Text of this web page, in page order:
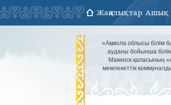
Жаңалықтар Ашық
«Ақмола облысы білім
ауданы бойынша
Макинск қаласының
мемлекеттік